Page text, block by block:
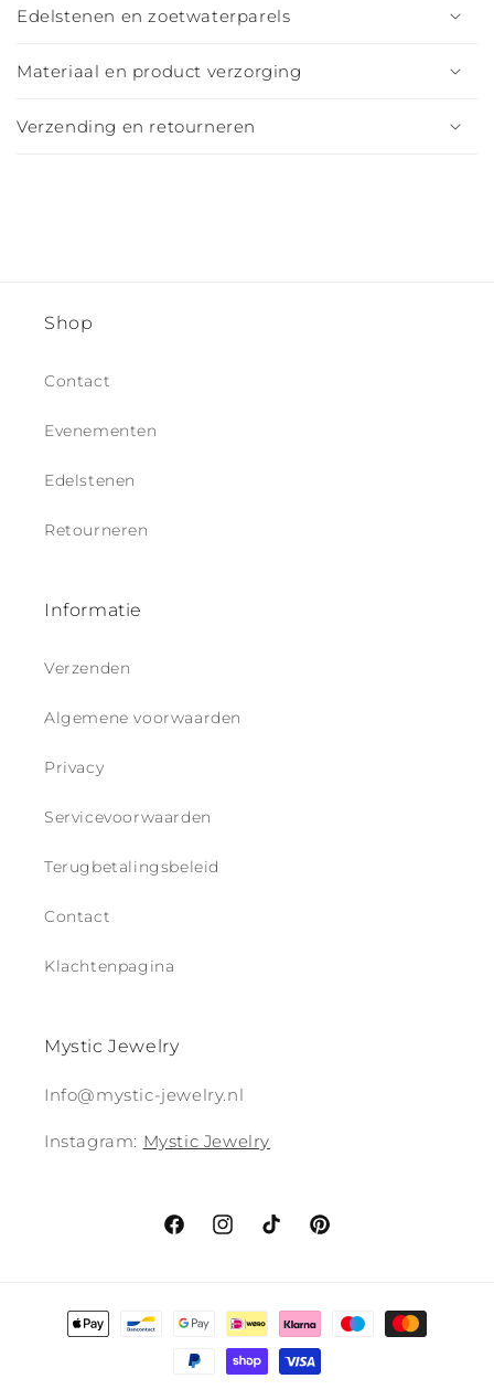
k
l
p
Edelstenen en zoetwaterparels
Materiaal en product verzorging
Verzending en retourneren
Shop
Contact
Evenementen
Edelstenen
Retourneren
Informatie
Verzenden
Algemene voorwaarden
Privacy
Servicevoorwaarden
Terugbetalingsbeleid
Contact
Klachtenpagina
Mystic Jewelry
Info@mystic-jewelry.nl
Instagram: Mystic Jewelry
FacebookInstagram
TikTok Pinterest
Betaalmethoden